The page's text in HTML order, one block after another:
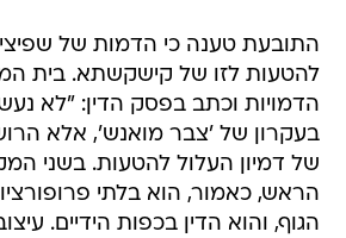
התובעת טענה כי הדמות של
להטעות לזו של קישקשתא. בית
הדמויות וכתב בפסק הדין: "לא
בעקרון של 'צבר מואנש', אלא
של דמיון העלול להטעות. בשני
הראש, כאמור, הוא בלתי
הגוף, והוא הדין בכפות הידיים.